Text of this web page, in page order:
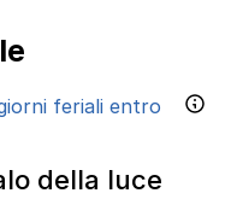
feriali entro
della luce